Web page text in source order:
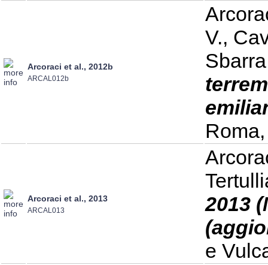
Arcoraci et al., 2012b
ARCAL012b
V.,
Arcoraci et al., 2013
ARCAL013
2013
e